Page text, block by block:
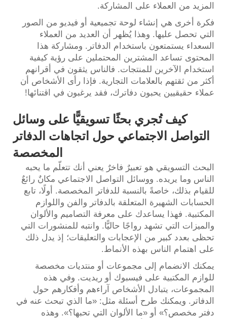
المزيد من العملاء على المشاركة.
فكرة أخرى هي إنشاء لوحة تجميعية أو فيديو من الصور
التي تحصل عليها. وهذا يُظهر أن العديد من العملاء
السعداء يستمتعون باستخدام الدفاتر. ومشاركة هذا
المحتوى تساعد المشترين المحتملين على رؤية كيفية
استخدام الآخرين للمنتجات. فالناس يثقون في أقرانهم
أكثر من ثقتهم بالعلامات التجارية. فإذا رأى الأشخاص أن
عملاء حقيقيين يحبون دفاترك، فقد يرغبون في اقتنائها!
كيف تُجري بحثًا تسويقيًّا على وسائل
التواصل الاجتماعي حول اتجاهات الدفاتر
المخصصة
البحث التسويقي هو تعبيرٌ فاخرٌ يعني أنك تتعلّم ما يحبه
الناس وما يريده. ووسائل التواصل الاجتماعي مكانٌ رائعٌ
للقيام بذلك، خاصةً بالنسبة للدفاتر المخصصة. أولًا، تابع
الحسابات الشهيرة المتعلقة بالدفاتر والفن واللوازم
المكتبية. فهذا يساعدك على معرفة التصاميم والألوان
والميزات التي تشهد رواجًا حاليًّا. وانتبه للمنشورات التي
تحظى بعدد كبير من الإعجابات والتعليقات؛ إذ يدل ذلك
على اهتمام الناس بهذه الأنماط.
يمكنك الانضمام إلى مجموعات أو منتديات مخصصة
للوازم المكتبية على فيسبوك أو ريديت. وفي هذه
المجموعات، يتبادل الأشخاص آراءهم وأفكارهم حول
الدفاتر. ويمكنك طرح أسئلة مثل: «ما الذي تبحث عنه في
دفتر مخصص؟» أو «ما الألوان التي تحبها؟». وهذه